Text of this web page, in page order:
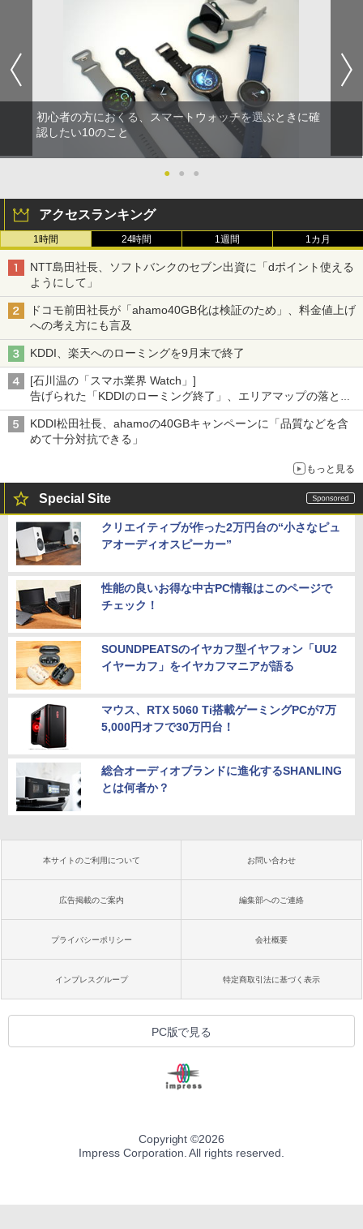
初心者の方におくる、スマートウォッチを選ぶときに確
認したい10のこと
● ● ●
アクセスランキング
1時間 24時間 1週間 1カ月
NTT島田社長、ソフトバンクのセブン出資に「dポイント使える
ようにして」
ドコモ前田社長が「ahamo40GB化は検証のため」、料金値上げ
への考え方にも言及
KDDI、楽天へのローミングを9月末で終了
[石川温の「スマホ業界 Watch」]
告げられた「KDDIのローミング終了」、エリアマップの落とし
穴と楽天モバイルの課題
KDDI松田社長、ahamoの40GBキャンペーンに「品質などを含
めて十分対抗できる」
もっと見る
Special Site
クリエイティブが作った2万円台の“小さなピュ
アオーディオスピーカー”
性能の良いお得な中古PC情報はこのページで
チェック！
SOUNDPEATSのイヤカフ型イヤフォン「UU2
イヤーカフ」をイヤカフマニアが語る
マウス、RTX 5060 Ti搭載ゲーミングPCが7万
5,000円オフで30万円台！
総合オーディオブランドに進化するSHANLING
とは何者か？
本サイトのご利用について お問い合わせ
広告掲載のご案内 編集部へのご連絡
プライバシーポリシー 会社概要
インプレスグループ 特定商取引法に基づく表示
PC版で見る
Copyright ©2026
Impress Corporation. All rights reserved.